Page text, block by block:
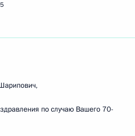
по случаю Вашего 70-